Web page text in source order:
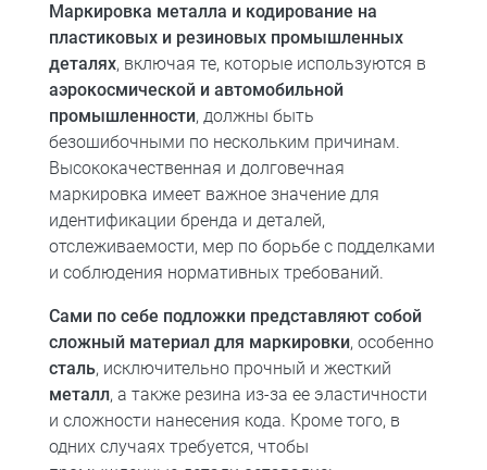
Маркировка металла и кодирование на
пластиковых и резиновых промышленных
деталях, включая те, которые используются в
аэрокосмической и автомобильной
промышленности, должны быть
безошибочными по нескольким причинам.
Высококачественная и долговечная
маркировка имеет важное значение для
идентификации бренда и деталей,
отслеживаемости, мер по борьбе с подделками
и соблюдения нормативных требований.
Сами по себе подложки представляют собой
сложный материал для маркировки, особенно
сталь, исключительно прочный и жесткий
металл, а также резина из-за ее эластичности
и сложности нанесения кода. Кроме того, в
одних случаях требуется, чтобы